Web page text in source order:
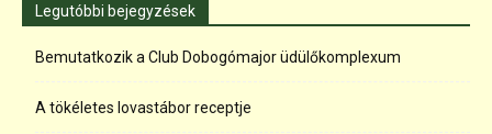
Legutóbbi bejegyzések
Bemutatkozik a Club Dobogómajor üdülőkomplexum
A tökéletes lovastábor receptje